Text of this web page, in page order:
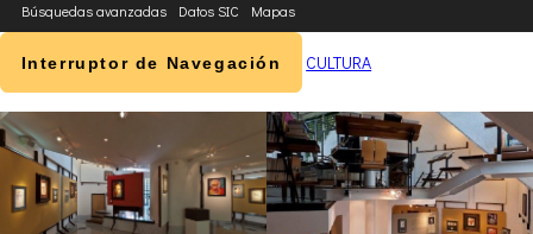
Búsquedas avanzadas Datos SIC Mapas
Interruptor de Navegación CULTURA